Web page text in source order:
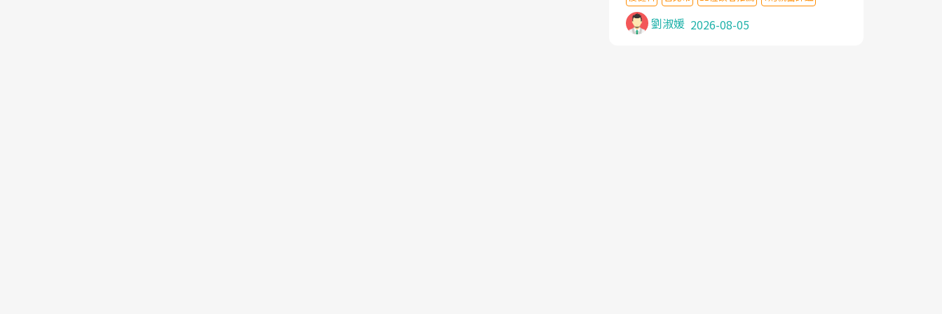
針灸及物理徒手治療都沒有用,後來連吃到嗎
啡類止痛藥都效果有限,只是壓症狀,沒多久就
痛起來,多年失眠嚴重影響生活品質. 台灣親
劉淑媛 2026-08-05